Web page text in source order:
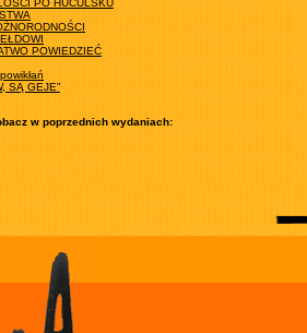
PO HUCULSKU
POWIEDZIEĆ
SĄ GEJE”
w poprzednich wydaniach: